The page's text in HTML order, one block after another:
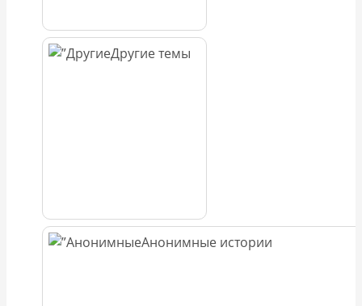
Другие темы
Анонимные истории